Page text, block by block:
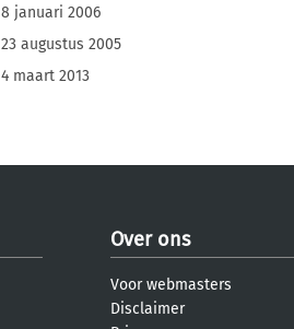
8 januari 2006
23 augustus 2005
4 maart 2013
Over ons
Voor webmasters
Disclaimer